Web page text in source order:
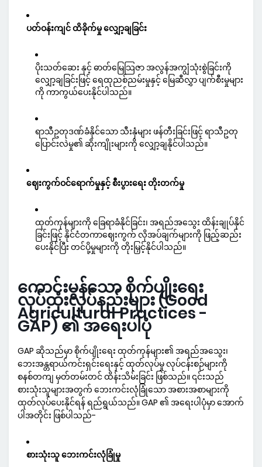
ပတ်ဝန်းကျင် ထိခိုက်မှု လျှော့ချခြင်း
ပိုးသတ်ဆေး နှင့် ဓာတ်မြေသြဇာ အလွန်အကျွံသုံးစွဲခြင်းကို
လျှော့ချခြင်းဖြင့် ရေထုညစ်ညမ်းမှုနှင့် မြေဆီလွှာ ပျက်စီးမှုများ
ကို ကာကွယ်ပေးနိုင်ပါသည်။
ရာသီဥတုဒဏ်ခံနိုင်သော သီးနှံများ ဖန်တီးခြင်းဖြင့် ရာသီဥတု
ပြောင်းလဲမှု၏ ဆိုးကျိုးများကို လျှော့ချနိုင်ပါသည်။
ဈေးကွက်ဝင်ရောက်မှုနှင့် စီးပွားရေး တိုးတက်မှု
ထုတ်ကုန်များကို ခြေရာခံနိုင်ခြင်း၊ အရည်အသွေး ထိန်းချုပ်နိုင်
ခြင်းဖြင့် နိုင်ငံတကာဈေးကွက် လိုအပ်ချက်များကို ဖြည့်ဆည်း
ပေးနိုင်ပြီး တင်ပို့မှုများကို တိုးမြှင့်နိုင်ပါသည်။
ကောင်းမွန်သော စိုက်ပျိုးရေး
လုပ်ထုံးလုပ်နည်းများ (Good
Agricultural Practices -
GAP) ၏ အရေးပါပုံ
GAP ဆိုသည်မှာ စိုက်ပျိုးရေး ထုတ်ကုန်များ၏ အရည်အသွေး၊
ဘေးအန္တရာယ်ကင်းရှင်းရေးနှင့် ထုတ်လုပ်မှု လုပ်ငန်းစဉ်များကို
စနစ်တကျ မှတ်တမ်းတင် ထိန်းသိမ်းခြင်း ဖြစ်သည်။ ၎င်းသည်
စားသုံးသူများအတွက် ဘေးကင်းလုံခြုံသော အစားအစာများကို
ထုတ်လုပ်ပေးနိုင်ရန် ရည်ရွယ်သည်။ GAP ၏ အရေးပါပုံမှာ အောက်
ပါအတိုင်း ဖြစ်ပါသည်-
စားသုံးသူ ဘေးကင်းလုံခြုံမှု